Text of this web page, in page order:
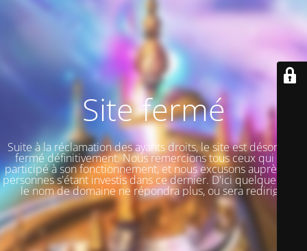
Site fermé
Suite à la réclamation des ayants droits, le site est désormais
fermé définitivement. Nous remercions tous ceux qui ont
participé à son fonctionnement, et nous excusons auprès des
personnes s'étant investis dans ce dernier. D'ici quelque jours,
le nom de domaine ne répondra plus, ou sera redirigé.